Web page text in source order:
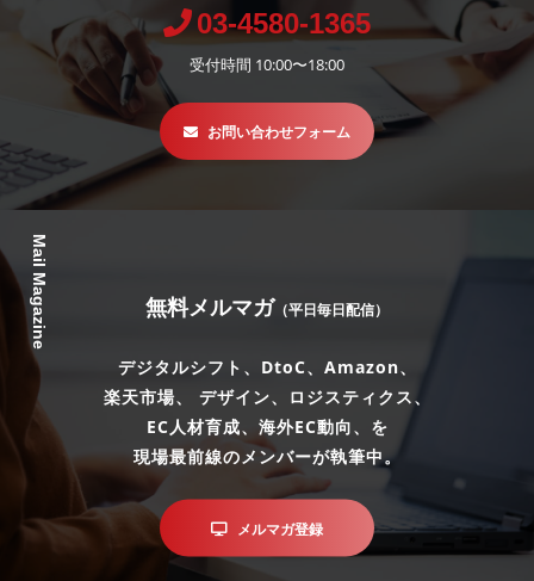
03-4580-1365
受付時間 10:00〜18:00
お問い合わせフォーム
Mail Magazine 無料メルマガ （平日毎日配信）
デジタルシフト、DtoC、Amazon、
楽天市場、 デザイン、ロジスティクス、
EC人材育成、海外EC動向、を
現場最前線のメンバーが執筆中。
メルマガ登録